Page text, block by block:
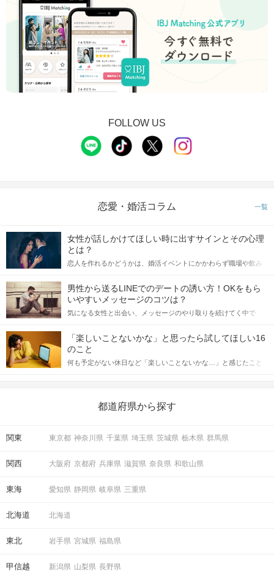
FOLLOW US
恋愛・婚活コラム 一覧
女性が話しかけてほしい時に出すサインとその心理
とは？
恋人を作れるかどうかは、婚活イベントにかかわらず職場や飲み
てアプローチできるかにも左右されます。 これから恋人作りを本
格的に始めようとしている方は、女性が異性を求めて出すサイン
をしっかりと理解し、正しい行動に移せるかどうかが重要。 この
記事では、女性が話しかけて欲しい時に出すサインとその心理を
合にどのような行動に繋げるべきかをご紹介していきます。
男性から送るLINEでのデートの誘い方！OKをもら
いやすいメッセージのコツは？
気になる女性と出会い、メッセージのやり取りを続けてく中で
しかし、中には「どう誘ったらいいの？」とお困りの男性もいら
っしゃるのではないでしょうか。 そこで今回は、男性から女性へ
送るLINEでのデートの誘い方のコツをご紹介します。例文も混じ
えながら解説するので、ぜひ参考にしてください。
「楽しいことないかな」と思ったら試してほしい16
のこと
何も予定がない休日など「楽しいことないかな…」と感じたこと
の楽しいことアイデアを集めました♪ いままさに楽しいことを探し
都道府県から探す
関東 東京都 神奈川県 千葉県 埼玉県 茨城県 栃木県 群馬県
関西 大阪府 京都府 兵庫県 滋賀県 奈良県 和歌山県
東海 愛知県 静岡県 岐阜県 三重県
北海道 北海道
東北 岩手県 宮城県 福島県
甲信越 新潟県 山梨県 長野県